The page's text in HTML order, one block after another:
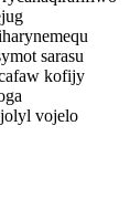
sarasu
kofijy
vojelo